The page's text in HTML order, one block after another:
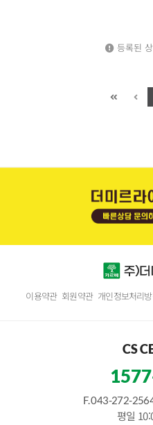
등록된
이용약관 회원약관 개인정보처리
CS
F. 043-272-
평일